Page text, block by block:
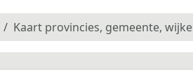
Kaart provincies, gemeente,